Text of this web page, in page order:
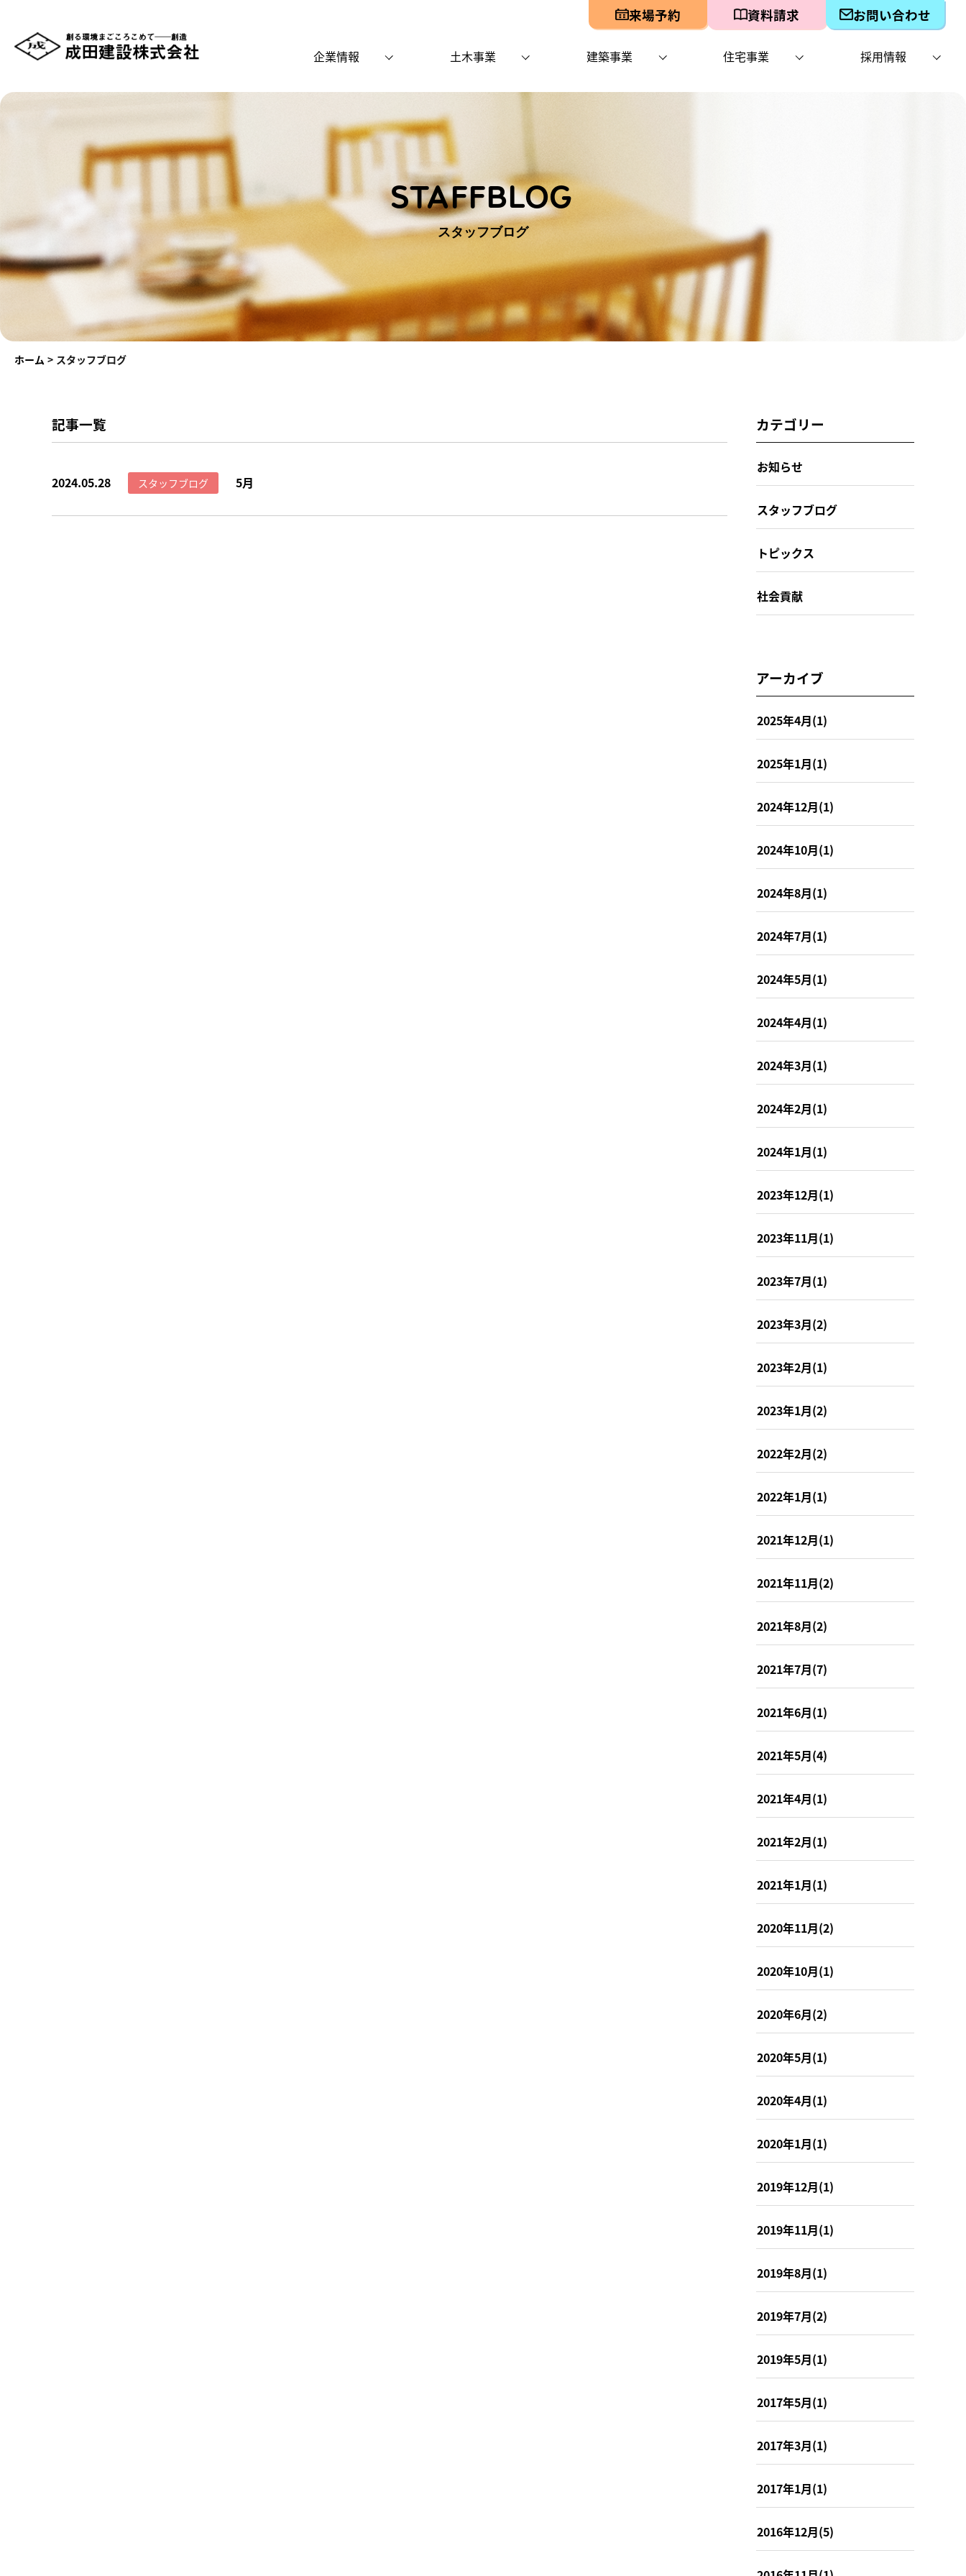
来場予約 資料請求 お問い合わせ
企業情報 土木事業 建築事業 住宅事業 採用情報
STAFFBLOG
スタッフブログ
ホーム > スタッフブログ
記事一覧
2024.05.28 スタッフブログ 5月
カテゴリー
お知らせ
スタッフブログ
トピックス
社会貢献
アーカイブ
2025年4月(1)
2025年1月(1)
2024年12月(1)
2024年10月(1)
2024年8月(1)
2024年7月(1)
2024年5月(1)
2024年4月(1)
2024年3月(1)
2024年2月(1)
2024年1月(1)
2023年12月(1)
2023年11月(1)
2023年7月(1)
2023年3月(2)
2023年2月(1)
2023年1月(2)
2022年2月(2)
2022年1月(1)
2021年12月(1)
2021年11月(2)
2021年8月(2)
2021年7月(7)
2021年6月(1)
2021年5月(4)
2021年4月(1)
2021年2月(1)
2021年1月(1)
2020年11月(2)
2020年10月(1)
2020年6月(2)
2020年5月(1)
2020年4月(1)
2020年1月(1)
2019年12月(1)
2019年11月(1)
2019年8月(1)
2019年7月(2)
2019年5月(1)
2017年5月(1)
2017年3月(1)
2017年1月(1)
2016年12月(5)